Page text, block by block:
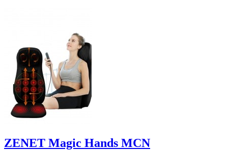
ZENET Magic Hands MCN